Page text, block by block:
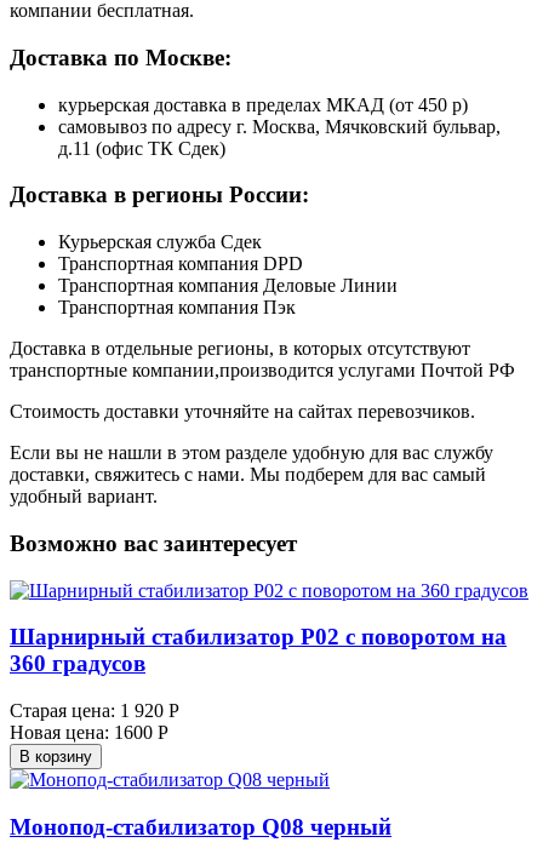
компании бесплатная.
Доставка по Москве:
курьерская доставка в пределах МКАД (от 450 р)
самовывоз по адресу г. Москва, Мячковский бульвар,
д.11 (офис ТК Сдек)
Доставка в регионы России:
Курьерская служба Сдек
Транспортная компания DPD
Транспортная компания Деловые Линии
Транспортная компания Пэк
Доставка в отдельные регионы, в которых отсутствуют
транспортные компании,производится услугами Почтой РФ
Стоимость доставки уточняйте на сайтах перевозчиков.
Если вы не нашли в этом разделе удобную для вас службу
доставки, свяжитесь с нами. Мы подберем для вас самый
удобный вариант.
Возможно вас заинтересует
Шарнирный стабилизатор Р02 с поворотом на
360 градусов
Старая цена: 1 920 Р
Новая цена: 1600 Р
В корзину
Монопод-стабилизатор Q08 черный